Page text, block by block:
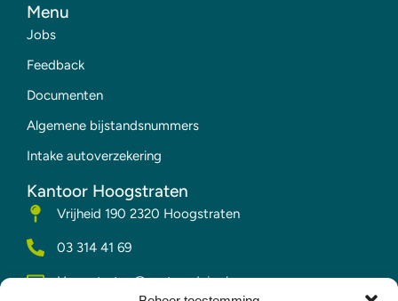
Menu
Jobs
Feedback
Documenten
Algemene bijstandsnummers
Intake autoverzekering
Kantoor Hoogstraten
Vrijheid 190 2320 Hoogstraten
03 314 41 69
Hoogstraten@vesta-advies.be